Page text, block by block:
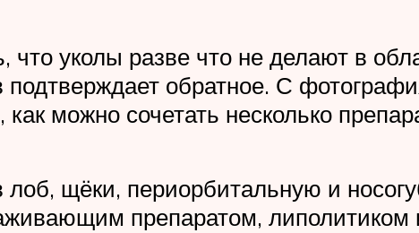
что уколы разве что не делают в
подтверждает обратное. С
можно сочетать несколько
щёки, периорбитальную и
препаратом, липолитиком